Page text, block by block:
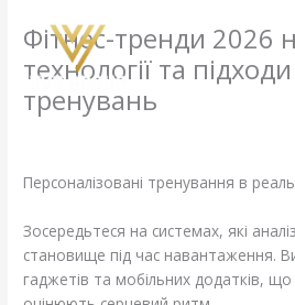
Фітнес-тренди 2026
технології та
тренувань
Персоналізовані тренування в
Зосередьтеся на системах, які
становище під час навантаження.
гаджетів та мобільних додатків,